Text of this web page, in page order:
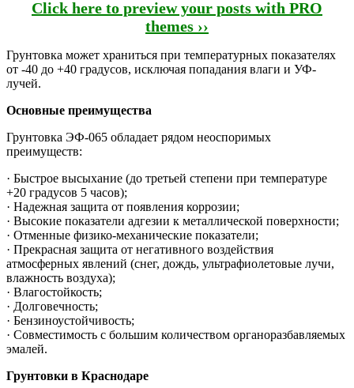
Click here to preview your posts with PRO
themes ››
Грунтовка может храниться при температурных показателях
от -40 до +40 градусов, исключая попадания влаги и УФ-
лучей.
Основные преимущества
Грунтовка ЭФ-065 обладает рядом неоспоримых
преимуществ:
· Быстрое высыхание (до третьей степени при температуре
+20 градусов 5 часов);
· Надежная защита от появления коррозии;
· Высокие показатели адгезии к металлической поверхности;
· Отменные физико-механические показатели;
· Прекрасная защита от негативного воздействия
атмосферных явлений (снег, дождь, ультрафиолетовые лучи,
влажность воздуха);
· Влагостойкость;
· Долговечность;
· Бензиноустойчивость;
· Совместимость с большим количеством органоразбавляемых
эмалей.
Грунтовки в Краснодаре